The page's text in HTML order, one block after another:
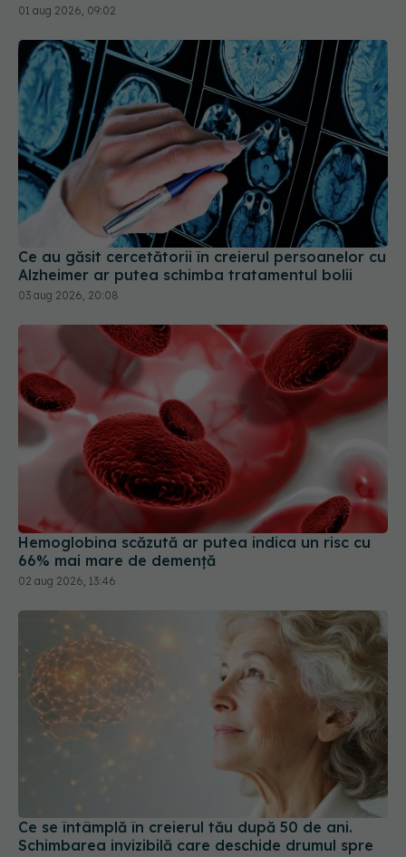
01 aug 2026, 09:02
Ce au găsit cercetătorii în creierul persoanelor cu
Alzheimer ar putea schimba tratamentul bolii
03 aug 2026, 20:08
Hemoglobina scăzută ar putea indica un risc cu
66% mai mare de demență
02 aug 2026, 13:46
Ce se întâmplă în creierul tău după 50 de ani.
Schimbarea invizibilă care deschide drumul spre